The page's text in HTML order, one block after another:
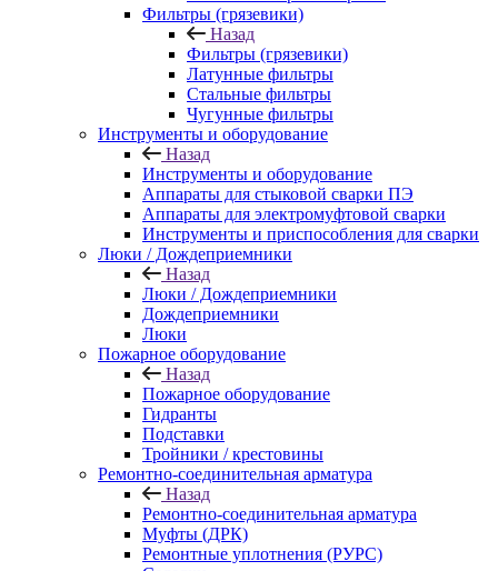
Фильтры (грязевики)
Назад
Фильтры (грязевики)
Латунные фильтры
Стальные фильтры
Чугунные фильтры
Инструменты и оборудование
Назад
Инструменты и оборудование
Аппараты для стыковой сварки ПЭ
Аппараты для электромуфтовой сварки
Инструменты и приспособления для сварки
Люки / Дождеприемники
Назад
Люки / Дождеприемники
Дождеприемники
Люки
Пожарное оборудование
Назад
Пожарное оборудование
Гидранты
Подставки
Тройники / крестовины
Ремонтно-соединительная арматура
Назад
Ремонтно-соединительная арматура
Муфты (ДРК)
Ремонтные уплотнения (РУРС)